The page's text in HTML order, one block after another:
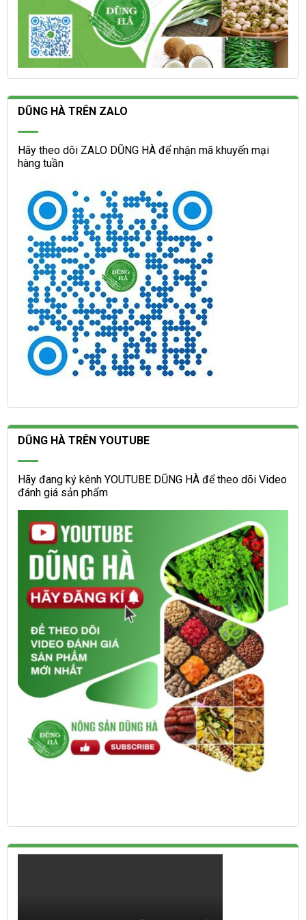
DŨNG HÀ TRÊN ZALO
Hãy theo dõi ZALO DŨNG HÀ để nhận mã khuyến mại
hàng tuần
DŨNG HÀ TRÊN YOUTUBE
Hãy đang ký kênh YOUTUBE DŨNG HÀ để theo dõi Video
đánh giá sản phẩm